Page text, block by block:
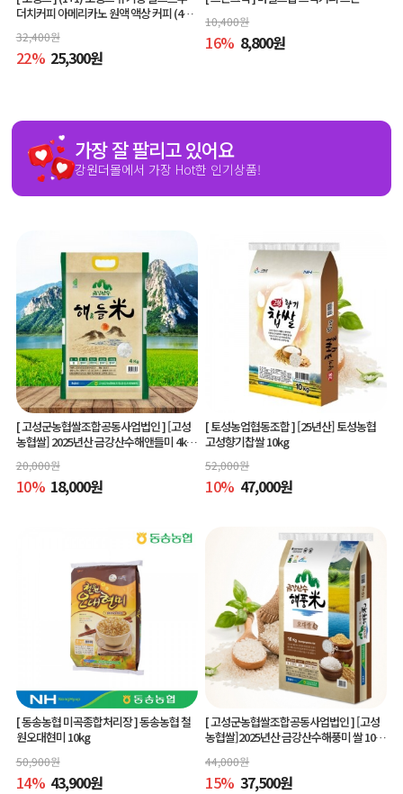
더치커피 아메리카노 원액 액상 커피 (400
ml x 2개, 교차 구매 가능)
32,400원
22% 25,300원
10,400원
16% 8,800원
가장 잘 팔리고 있어요
강원더몰에서 가장 Hot한 인기상품!
[ 고성군농협쌀조합공동사업법인 ][고성
농협쌀] 2025년산 금강산수해앤들미 4kg
(상등급) 당일도정
20,000원
10% 18,000원
[ 토성농업협동조합 ][25년산] 토성농협
고성향기찹쌀 10kg
52,000원
10% 47,000원
[ 동송농협 미곡종합처리장 ]동송농협 철
원오대현미 10kg
50,900원
14% 43,900원
[ 고성군농협쌀조합공동사업법인 ][고성
농협쌀]2025년산 금강산수해풍미 쌀 10kg
44,000원
15% 37,500원